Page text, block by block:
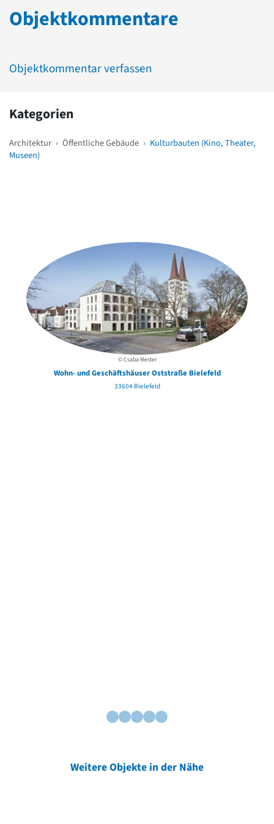
Objektkommentare
Objektkommentar verfassen
Kategorien
Architektur › Öffentliche Gebäude › Kulturbauten (Kino, Theater,
Museen)
© Csaba Mester
Wohn- und Geschäftshäuser Oststraße Bielefeld
33604 Bielefeld
Weitere Objekte in der Nähe